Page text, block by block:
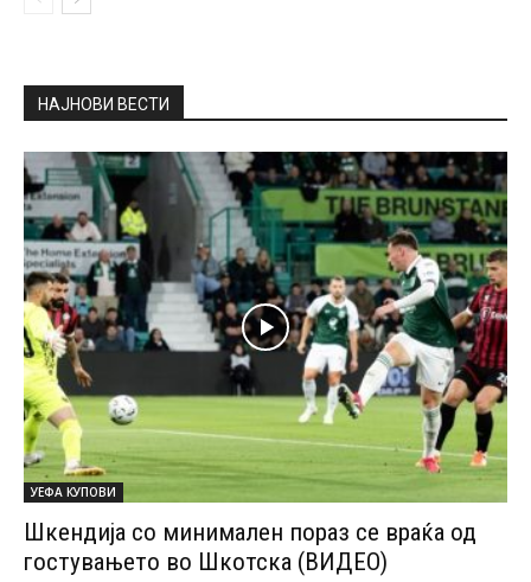
НАЈНОВИ ВЕСТИ
УЕФА КУПОВИ
Шкендија со минимален пораз се враќа од
гостувањето во Шкотска (ВИДЕО)